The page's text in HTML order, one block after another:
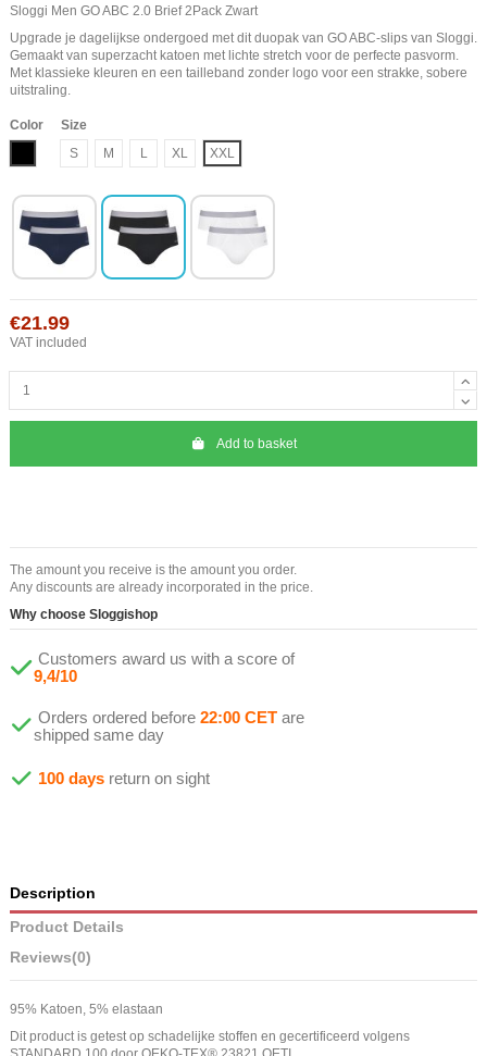
Sloggi Men GO ABC 2.0 Brief 2Pack Zwart
Upgrade je dagelijkse ondergoed met dit duopak van GO ABC-slips van Sloggi.
Gemaakt van superzacht katoen met lichte stretch voor de perfecte pasvorm.
Met klassieke kleuren en een tailleband zonder logo voor een strakke, sobere
uitstraling.
Color
Size
S
M L XL XXL
€21.99
VAT included
Add to basket
The amount you receive is the amount you order.
Any discounts are already incorporated in the price.
Why choose Sloggishop
Customers award us with a score of
9,4/10
Orders ordered before 22:00 CET are
shipped same day
100 days return on sight
Description
Product Details
Reviews(0)
95% Katoen, 5% elastaan
Dit product is getest op schadelijke stoffen en gecertificeerd volgens